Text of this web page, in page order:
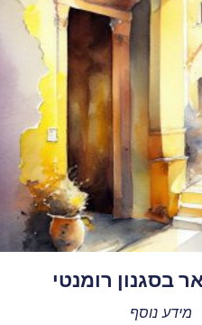
בסגנון רומנטי
מידע נוסף